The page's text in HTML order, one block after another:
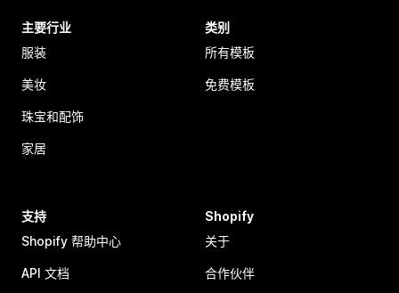
主要行业
服装
美妆
珠宝和配饰
家居
类别
所有模板
免费模板
支持
Shopify 帮助中心
API 文档
Shopify
关于
合作伙伴